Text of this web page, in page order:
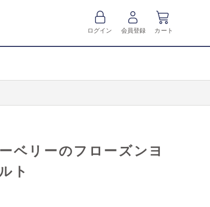
ログイン 会員登録 カート
ベリーのフローズンヨ
ト